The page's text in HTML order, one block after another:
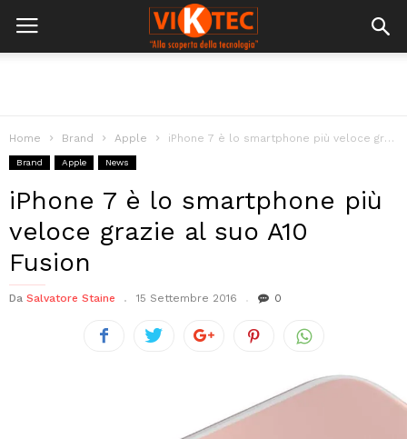
Home Brand Apple iPhone 7 è lo smartphone più veloce grazie al suo A10 Fusion
Brand Apple News
iPhone 7 è lo smartphone più
veloce grazie al suo A10
Fusion
Da Salvatore Staine 15 Settembre 2016 0